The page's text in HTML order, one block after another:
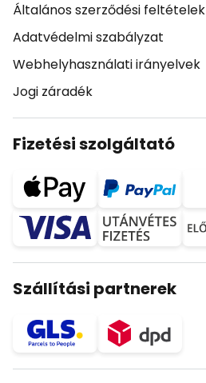
Általános szerződési feltételek
Adatvédelmi szabályzat
Webhelyhasználati irányelvek
Jogi záradék
Fizetési szolgáltató
Szállítási partnerek